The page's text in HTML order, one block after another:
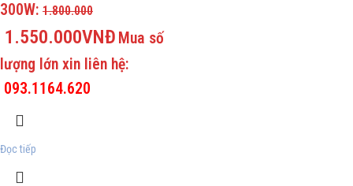
300W: 1.800.000
1.550.000VNĐ Mua số
lượng lớn xin liên hệ:
093.1164.620
Đọc tiếp